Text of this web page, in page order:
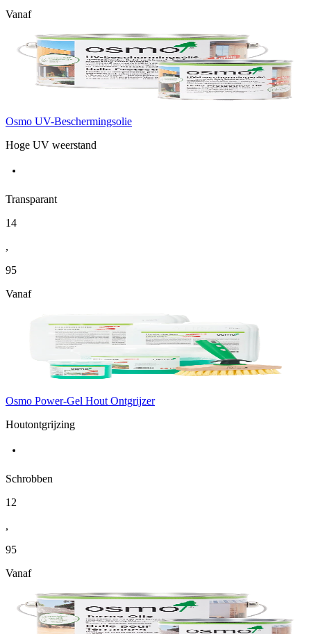
Vanaf
Osmo UV-Beschermingsolie
Hoge UV weerstand
Transparant
14
,
95
Vanaf
Osmo Power-Gel Hout Ontgrijzer
Houtontgrijzing
Schrobben
12
,
95
Vanaf